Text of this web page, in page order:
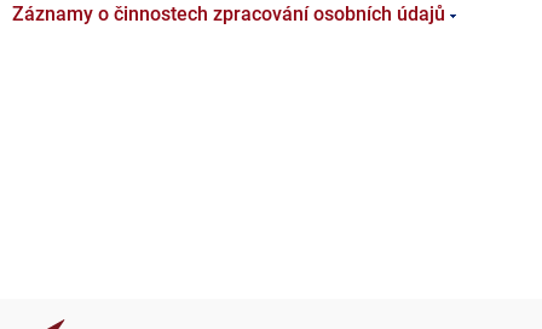
Záznamy o činnostech zpracování osobních údajů